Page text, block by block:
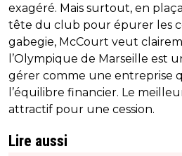
exagéré. Mais surtout, en
tête du club pour épurer les
gabegie, McCourt veut
l’Olympique de Marseille est
gérer comme une entreprise
l’équilibre financier. Le
attractif pour une cession.
Lire aussi